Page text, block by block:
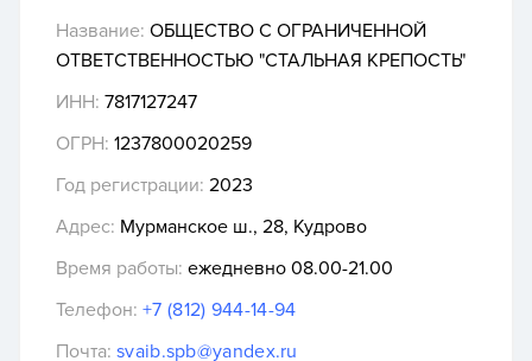
Название: ОБЩЕСТВО С ОГРАНИЧЕННОЙ
ОТВЕТСТВЕННОСТЬЮ "СТАЛЬНАЯ КРЕПОСТЬ"
ИНН: 7817127247
ОГРН: 1237800020259
Год регистрации: 2023
Адрес: Мурманское ш., 28, Кудрово
Время работы: ежедневно 08.00-21.00
Телефон: +7 (812) 944-14-94
Почта: svaib.spb@yandex.ru